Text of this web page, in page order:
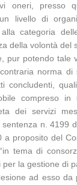
oneri, presso
livello di
categoria
della volontà del
pur potendo tale
norma
concludenti,
compreso in
dei servizi
sentenza n. 4199
a proposito del
tema di
per la gestione di
ad esso da